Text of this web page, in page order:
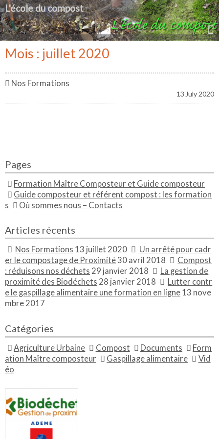
L'école du compost
Mois : juillet 2020
Nos Formations
13 July 2020
Pages
Formation Maître Composteur et Guide composteur
Guide composteur et référent compost : les formation
s
Où sommes nous – Contacts
Articles récents
Nos Formations 13 juillet 2020
Un arrêté pour cadr
er le compostage de Proximité30 avril 2018
Compost
: réduisons nos déchets 29 janvier 2018
La gestion de
proximité des Biodéchets 28 janvier 2018
Lutter contr
e le gaspillage alimentaire une formation en ligne 13 nove
mbre 2017
Catégories
Agriculture Urbaine Compost Documents
Form
ation Maître composteur
Gaspillage alimentaire
Vid
éo